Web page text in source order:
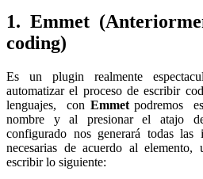
1. Emmet
coding)
Es un plugin realmente
automatizar el proceso de escribir
lenguajes, con Emmetpodremos
nombre y al presionar el atajo
configurado nos generará todas las
necesarias de acuerdo al
escribir lo siguiente: